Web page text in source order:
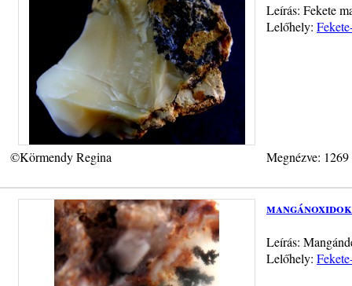
Leírás: Fekete
Lelőhely:
©Körmendy Regina Megnézve:
mangánoxidok
Leírás:
Lelőhely: